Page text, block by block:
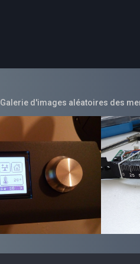
Galerie d'images aléatoires des